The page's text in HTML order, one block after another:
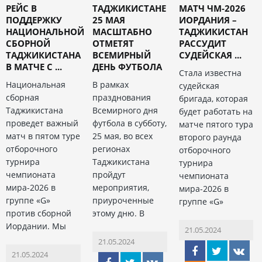
РЕЙС В
ПОДДЕРЖКУ
НАЦИОНАЛЬНОЙ
СБОРНОЙ
ТАДЖИКИСТАНА
В МАТЧЕ С ...
Национальная
сборная
Таджикистана
проведет важный
матч в пятом туре
отборочного
турнира
чемпионата
мира-2026 в
группе «G»
против сборной
Иордании. Мы
21.05.2024
ТАДЖИКИСТАНЕ
25 МАЯ
МАСШТАБНО
ОТМЕТЯТ
ВСЕМИРНЫЙ
ДЕНЬ ФУТБОЛА
В рамках
празднования
Всемирного дня
футбола в субботу,
25 мая, во всех
регионах
Таджикистана
пройдут
мероприятия,
приуроченные
этому дню. В
21.05.2024
МАТЧ ЧМ-2026
ИОРДАНИЯ –
ТАДЖИКИСТАН
РАССУДИТ
СУДЕЙСКАЯ ...
Стала известна
судейская
бригада, которая
будет работать на
матче пятого тура
второго раунда
отборочного
турнира
чемпионата
мира-2026 в
группе «G»
21.05.2024